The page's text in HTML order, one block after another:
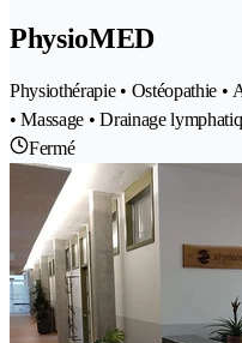
PhysioMED
Physiothérapie • Ostéopathie •
• Massage • Drainage
Fermé